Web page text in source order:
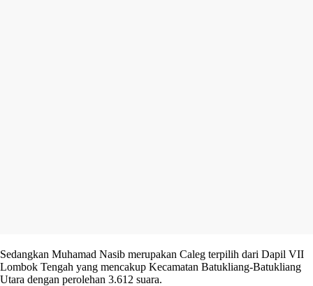
Sedangkan Muhamad Nasib merupakan Caleg terpilih dari Dapil VII
Lombok Tengah yang mencakup Kecamatan Batukliang-Batukliang
Utara dengan perolehan 3.612 suara.